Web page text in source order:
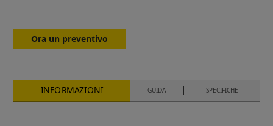
Ora un preventivo
INFORMAZIONI GUIDA SPECIFICHE